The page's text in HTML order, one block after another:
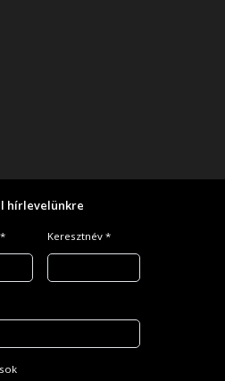
hírlevelünkre
Keresztnév *